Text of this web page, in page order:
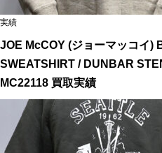
実績
JOE McCOY (ジョーマッコイ)
SWEATSHIRT / DUNBAR
MC22118 買取実績